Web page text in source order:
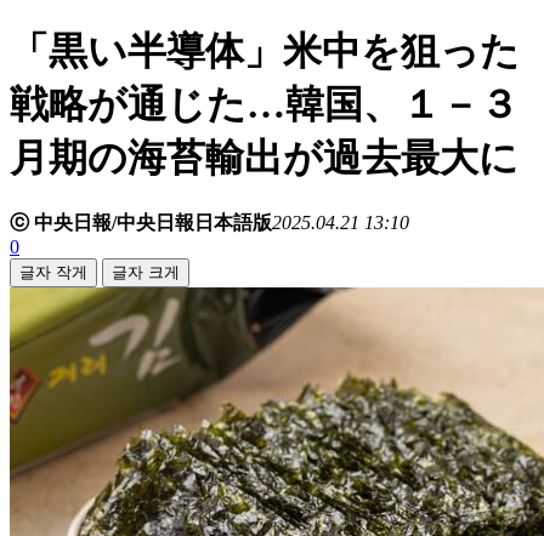
「黒い半導体」米中を狙った
戦略が通じた…韓国、１－３
月期の海苔輸出が過去最大に
ⓒ 中央日報/中央日報日本語版2025.04.21 13:10
0
글자 작게 글자 크게